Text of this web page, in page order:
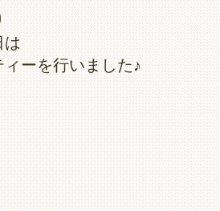
は
ーを行いました♪